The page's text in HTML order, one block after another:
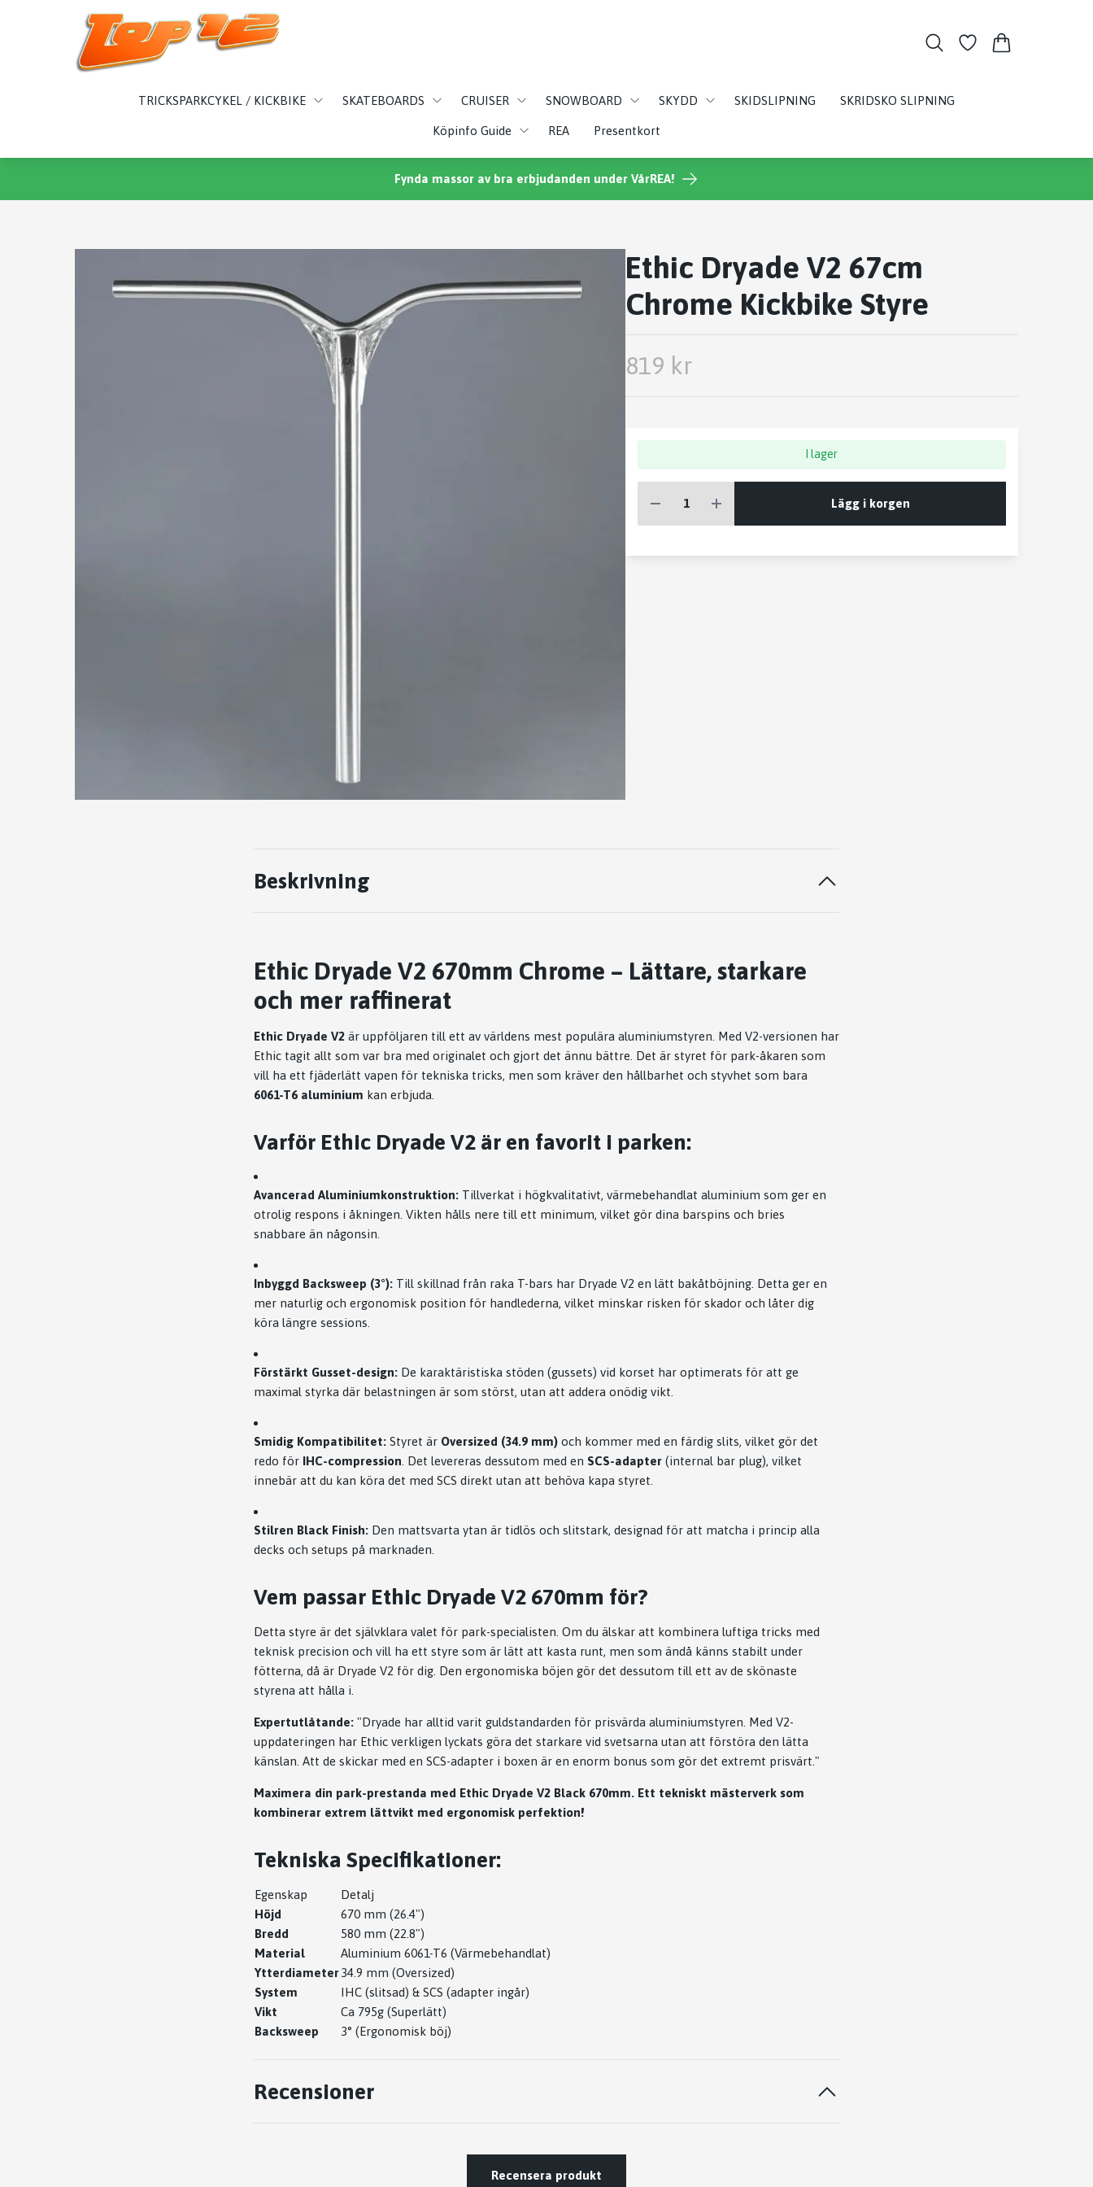
TRICKSPARKCYKEL / KICKBIKE SKATEBOARDS CRUISER SNOWBOARD SKYDD SKIDSLIPNING SKRIDSKO SLIPNING
Köpinfo Guide REA Presentkort
Fynda massor av bra erbjudanden under VårREA!
Ethic Dryade V2 67cm
Chrome Kickbike Styre
819 kr
I lager
Lägg i korgen
Beskrivning
Ethic Dryade V2 670mm Chrome – Lättare, starkare
och mer raffinerat
Ethic Dryade V2 är uppföljaren till ett av världens mest populära aluminiumstyren. Med V2-versionen har
Ethic tagit allt som var bra med originalet och gjort det ännu bättre. Det är styret för park-åkaren som
vill ha ett fjäderlätt vapen för tekniska tricks, men som kräver den hållbarhet och styvhet som bara
6061-T6 aluminium kan erbjuda.
Varför Ethic Dryade V2 är en favorit i parken:
Avancerad Aluminiumkonstruktion: Tillverkat i högkvalitativt, värmebehandlat aluminium som ger en
otrolig respons i åkningen. Vikten hålls nere till ett minimum, vilket gör dina barspins och bries
snabbare än någonsin.
Inbyggd Backsweep (3°): Till skillnad från raka T-bars har Dryade V2 en lätt bakåtböjning. Detta ger en
mer naturlig och ergonomisk position för handlederna, vilket minskar risken för skador och låter dig
köra längre sessions.
Förstärkt Gusset-design: De karaktäristiska stöden (gussets) vid korset har optimerats för att ge
maximal styrka där belastningen är som störst, utan att addera onödig vikt.
Smidig Kompatibilitet: Styret är Oversized (34.9 mm) och kommer med en färdig slits, vilket gör det
redo för IHC-compression . Det levereras dessutom med en SCS-adapter (internal bar plug), vilket
innebär att du kan köra det med SCS direkt utan att behöva kapa styret.
Stilren Black Finish: Den mattsvarta ytan är tidlös och slitstark, designad för att matcha i princip alla
decks och setups på marknaden.
Vem passar Ethic Dryade V2 670mm för?
Detta styre är det självklara valet för park-specialisten. Om du älskar att kombinera luftiga tricks med
teknisk precision och vill ha ett styre som är lätt att kasta runt, men som ändå känns stabilt under
fötterna, då är Dryade V2 för dig. Den ergonomiska böjen gör det dessutom till ett av de skönaste
styrena att hålla i.
Expertutlåtande: "Dryade har alltid varit guldstandarden för prisvärda aluminiumstyren. Med V2-
uppdateringen har Ethic verkligen lyckats göra det starkare vid svetsarna utan att förstöra den lätta
känslan. Att de skickar med en SCS-adapter i boxen är en enorm bonus som gör det extremt prisvärt."
Maximera din park-prestanda med Ethic Dryade V2 Black 670mm. Ett tekniskt mästerverk som
kombinerar extrem lättvikt med ergonomisk perfektion!
Tekniska Specifikationer:
Egenskap
Detalj
Höjd
670 mm (26.4")
Bredd
580 mm (22.8")
Material
Aluminium 6061-T6 (Värmebehandlat)
Ytterdiameter34.9 mm (Oversized)
System
IHC (slitsad) & SCS (adapter ingår)
Vikt
Ca 795g (Superlätt)
Backsweep
3° (Ergonomisk böj)
Recensioner
Recensera produkt